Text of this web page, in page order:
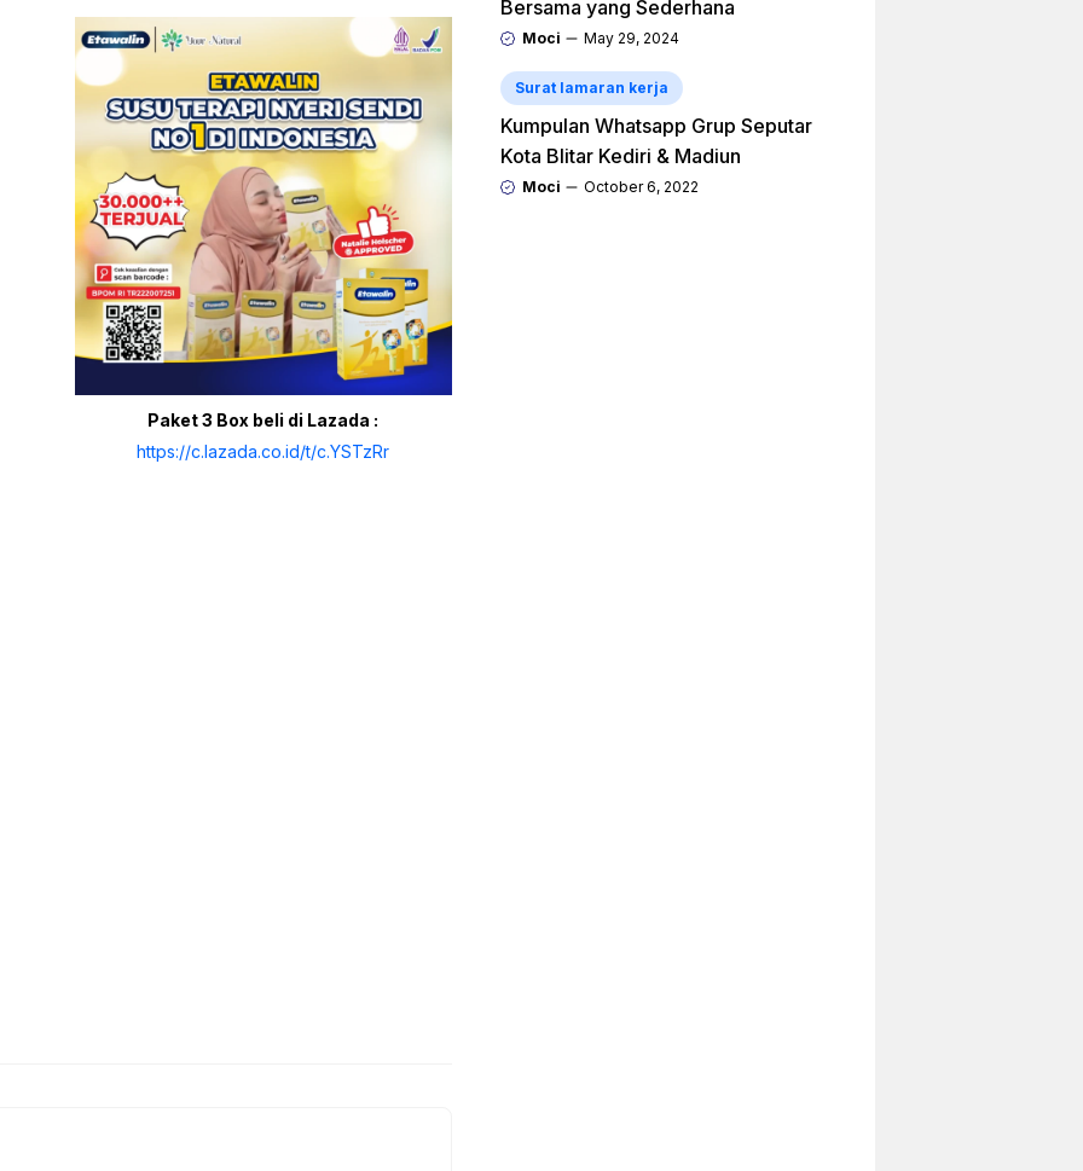
Paket 3 Box beli di Lazada :
https://c.lazada.co.id/t/c.YSTzRr
Bersama yang Sederhana
Moci May 29, 2024
Surat lamaran kerja
Kumpulan Whatsapp Grup Seputar
Kota Blitar Kediri & Madiun
Moci October 6, 2022